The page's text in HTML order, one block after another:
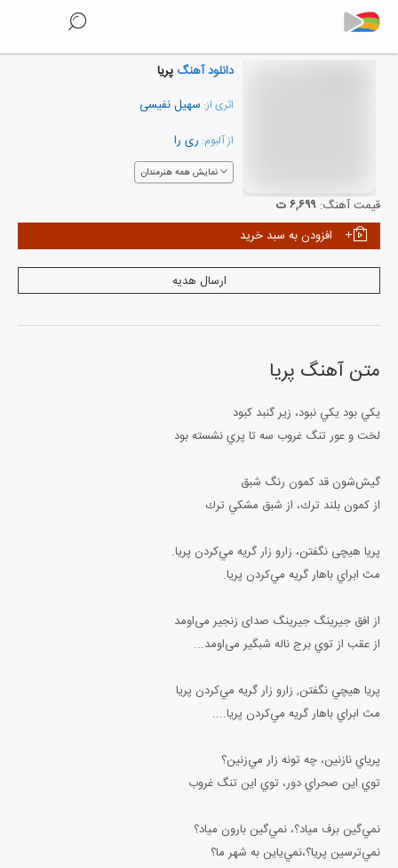
دانلود آهنگ پریا
اثری از: سهیل نفیسی
از آلبوم: ری را
نمایش همه هنرمندان
قیمت آهنگ: ۶,۶۹۹ ت
افزودن به سبد خرید
ارسال هدیه
متن آهنگ پریا
يكي بود يكي نبود، زير گنبد كبود
لخت و عور تنگ غروب سه تا پري نشسته بود
گيش‌شون قد كمون رنگ شبق
از كمون بلند ترك، از شبق مشكي ترك
پریا هیچی نگفتن، زارو زار گريه مي‌كردن پريا.
مث ابراي باهار گريه مي‌كردن پريا.
از افق جيرينگ جيرينگ صدای زنجير می‌اومد
از عقب از توي برج ناله شبگير می‌اومد...
پريا هيچي نگفتن, زارو زار گريه مي‌كردن پريا
مث ابراي باهار گريه مي‌كردن پريا....
پرياي نازنين، چه تونه زار مي‌زنين؟
توي اين صحراي دور، توي اين تنگ غروب
نمي‌گين برف مياد؟، نمي‌گين بارون مياد؟
نمي‌ترسين پريا؟،نمي‌ياين به شهر ما؟